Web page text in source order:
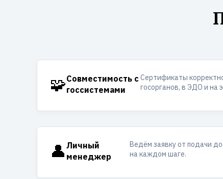
🧩Совместимость с
госсистемами
Сертификаты
госорганов, в ЭДО и на
👤 Личный
менеджер
Ведём заявку от подачи
на каждом шаге.